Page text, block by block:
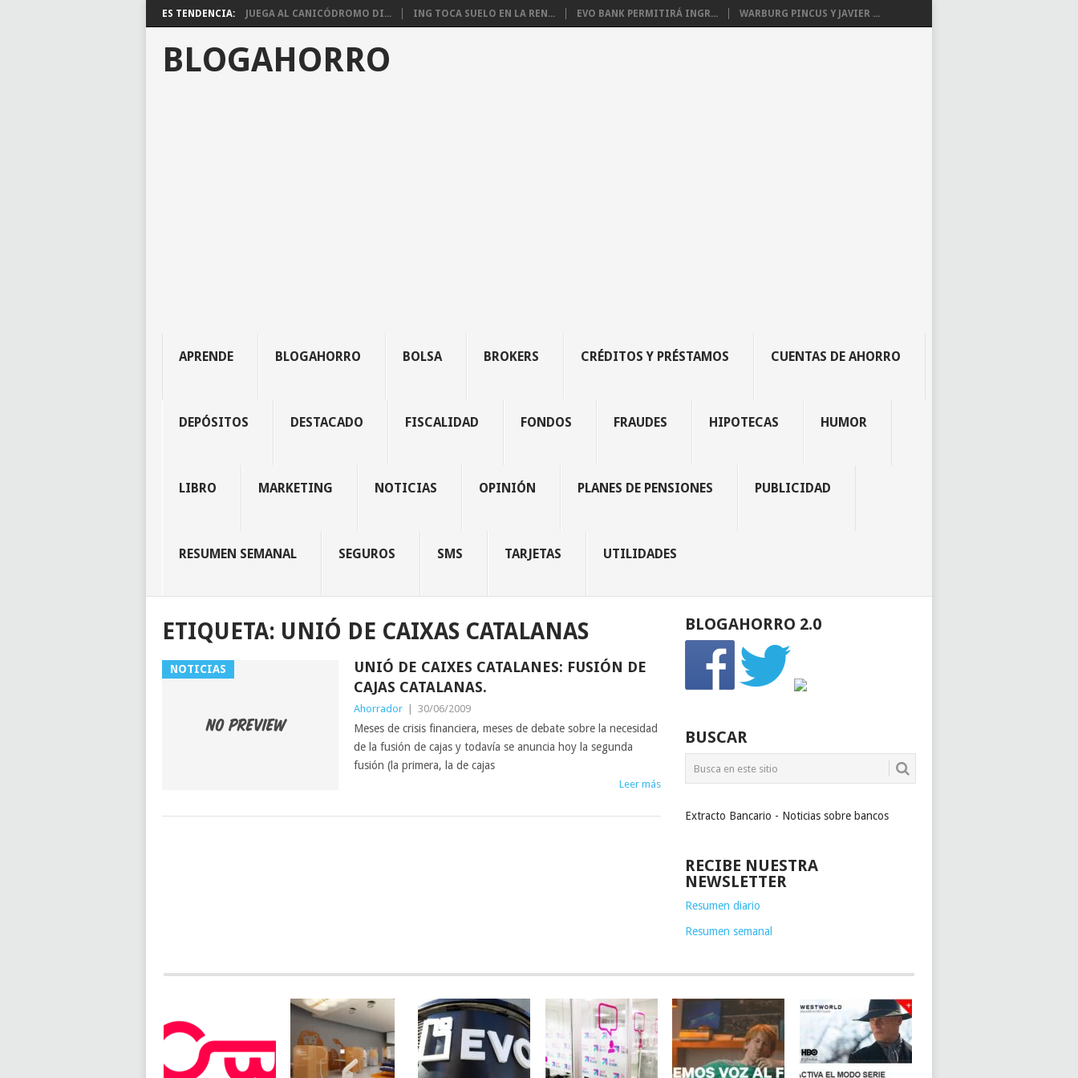
ES TENDENCIA: JUEGA AL CANICÓDROMO DI... ING TOCA SUELO EN LA REN... EVO BANK PERMITIRÁ INGR... WARBURG PINCUS Y JAVIER ...
BLOGAHORRO
APRENDE BLOGAHORRO BOLSA BROKERS CRÉDITOS Y PRÉSTAMOS CUENTAS DE AHORRO
DEPÓSITOS DESTACADO FISCALIDAD FONDOS FRAUDES HIPOTECAS HUMOR
LIBRO MARKETING NOTICIAS OPINIÓN PLANES DE PENSIONES PUBLICIDAD
RESUMEN SEMANAL SEGUROS SMS TARJETAS UTILIDADES
ETIQUETA: UNIÓ DE CAIXAS CATALANAS
NOTICIAS
UNIÓ DE CAIXES CATALANES: FUSIÓN DE
CAJAS CATALANAS.
Ahorrador 30/06/2009
Meses de crisis financiera, meses de debate sobre la necesidad
de la fusión de cajas y todavía se anuncia hoy la segunda
fusión (la primera, la de cajas
Leer más
BLOGAHORRO 2.0
BUSCAR
Extracto Bancario - Noticias sobre bancos
RECIBE NUESTRA
NEWSLETTER
Resumen diario
Resumen semanal